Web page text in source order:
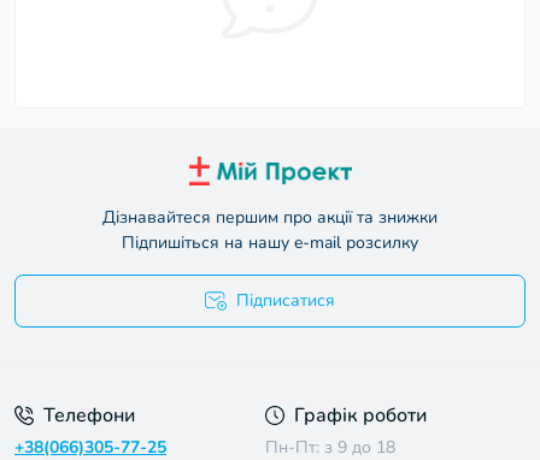
Дізнавайтеся першим про акції та знижки
Підпишіться на нашу e-mail розсилку
Підписатися
Телефони
+38(066)305-77-25
Графік роботи
Пн-Пт: з 9 до 18